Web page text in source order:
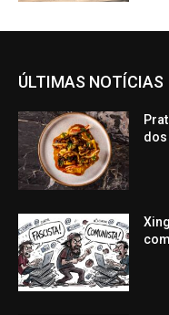
ÚLTIMAS NOTÍCIAS
dos